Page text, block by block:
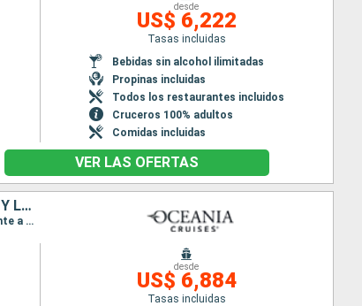
desde
US$ 6,222
Tasas incluidas
Bebidas sin alcohol ilimitadas
Propinas incluidas
Todos los restaurantes incluidos
Cruceros 100% adultos
Comidas incluidas
VER LAS OFERTAS
ESTADOS UNIDOS, ARUBA, GRENADA, BARBADOS, SANTA LUCIA, SAN VINCENT Y LAS GRANADINAS
Itinerario : Miami, Aruba, Willemstad(Curaçao), Kralendjik (Bonaire), Grenada, Bridgetown, Castries, Pointe a pitre (Guadalupe), Bequia, Miami
desde
US$ 6,884
Tasas incluidas